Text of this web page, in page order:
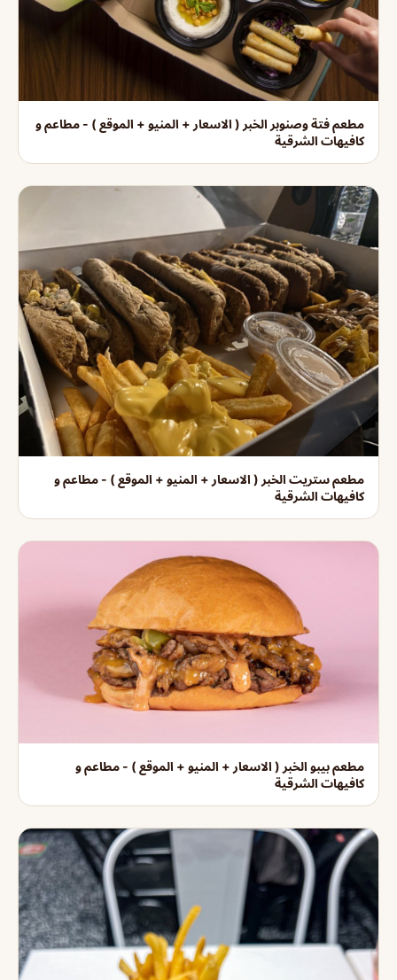
مطعم فتة وصنوبر الخبر ( الاسعار + المنيو + الموقع ) - مطاعم و
كافيهات الشرقية
مطعم ستريت الخبر ( الاسعار + المنيو + الموقع ) - مطاعم و
كافيهات الشرقية
مطعم بيبو الخبر ( الاسعار + المنيو + الموقع ) - مطاعم و
كافيهات الشرقية